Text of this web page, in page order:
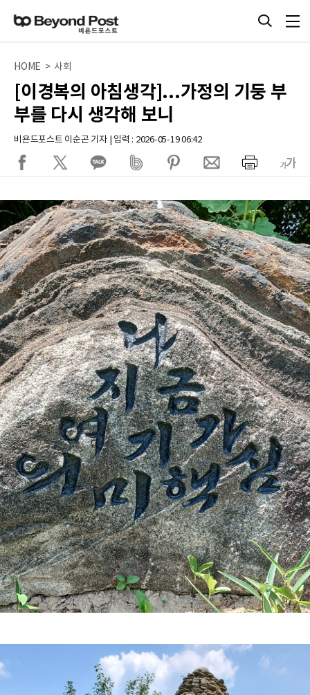
HOME > 사회
[이경복의 아침생각]...가정의 기둥 부
부를 다시 생각해 보니
비욘드포스트 이순곤 기자 | 입력 : 2026-05-19 06:42